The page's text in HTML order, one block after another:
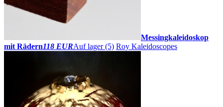
Messingkaleidoskop
mit Rädern118 EURAuf lager (5) Roy Kaleidoscopes